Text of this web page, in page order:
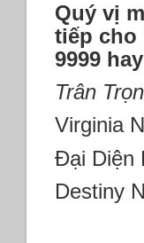
Quý vị
tiếp cho
9999
Trân
Virginia
Đại Diện
Destiny